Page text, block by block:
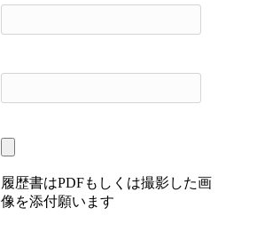
履歴書はPDFもしくは撮影した画
像を添付願います